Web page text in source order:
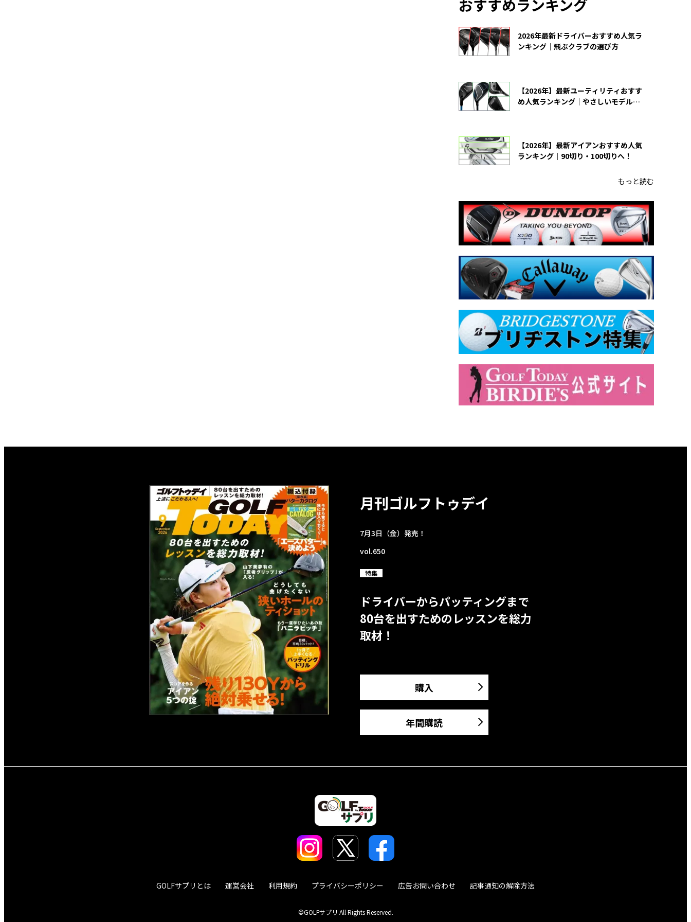
おすすめランキング
2026年最新ドライバーおすすめ人気ラ
ンキング｜飛ぶクラブの選び方
【2026年】最新ユーティリティおすす
め人気ランキング｜やさしいモデルの
【2026年】最新アイアンおすすめ人気
ランキング｜90切り・100切りへ！
もっと読む
月刊ゴルフトゥデイ
7月3日（金）発売！
vol.650
特集
ドライバーからパッティングまで
80台を出すためのレッスンを総力
取材！
購入
年間購読
GOLFサプリとは 運営会社 利用規約 プライバシーポリシー 広告お問い合わせ 記事通知の解除方法
©GOLFサプリ All Rights Reserved.